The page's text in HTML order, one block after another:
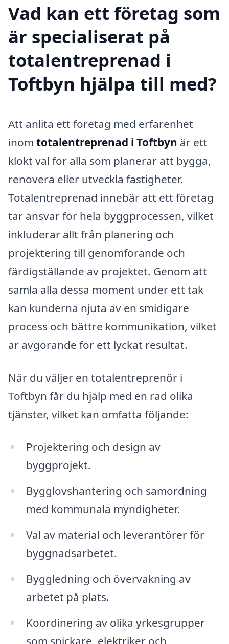
Vad kan ett företag som
är specialiserat på
totalentreprenad i
Toftbyn hjälpa till med?
Att anlita ett företag med erfarenhet
inom totalentreprenad i Toftbyn är ett
klokt val för alla som planerar att bygga,
renovera eller utveckla fastigheter.
Totalentreprenad innebär att ett företag
tar ansvar för hela byggprocessen, vilket
inkluderar allt från planering och
projektering till genomförande och
färdigställande av projektet. Genom att
samla alla dessa moment under ett tak
kan kunderna njuta av en smidigare
process och bättre kommunikation, vilket
är avgörande för ett lyckat resultat.
När du väljer en totalentreprenör i
Toftbyn får du hjälp med en rad olika
tjänster, vilket kan omfatta följande:
Projektering och design av
byggprojekt.
Bygglovshantering och samordning
med kommunala myndigheter.
Val av material och leverantörer för
byggnadsarbetet.
Byggledning och övervakning av
arbetet på plats.
Koordinering av olika yrkesgrupper
som snickare, elektriker och